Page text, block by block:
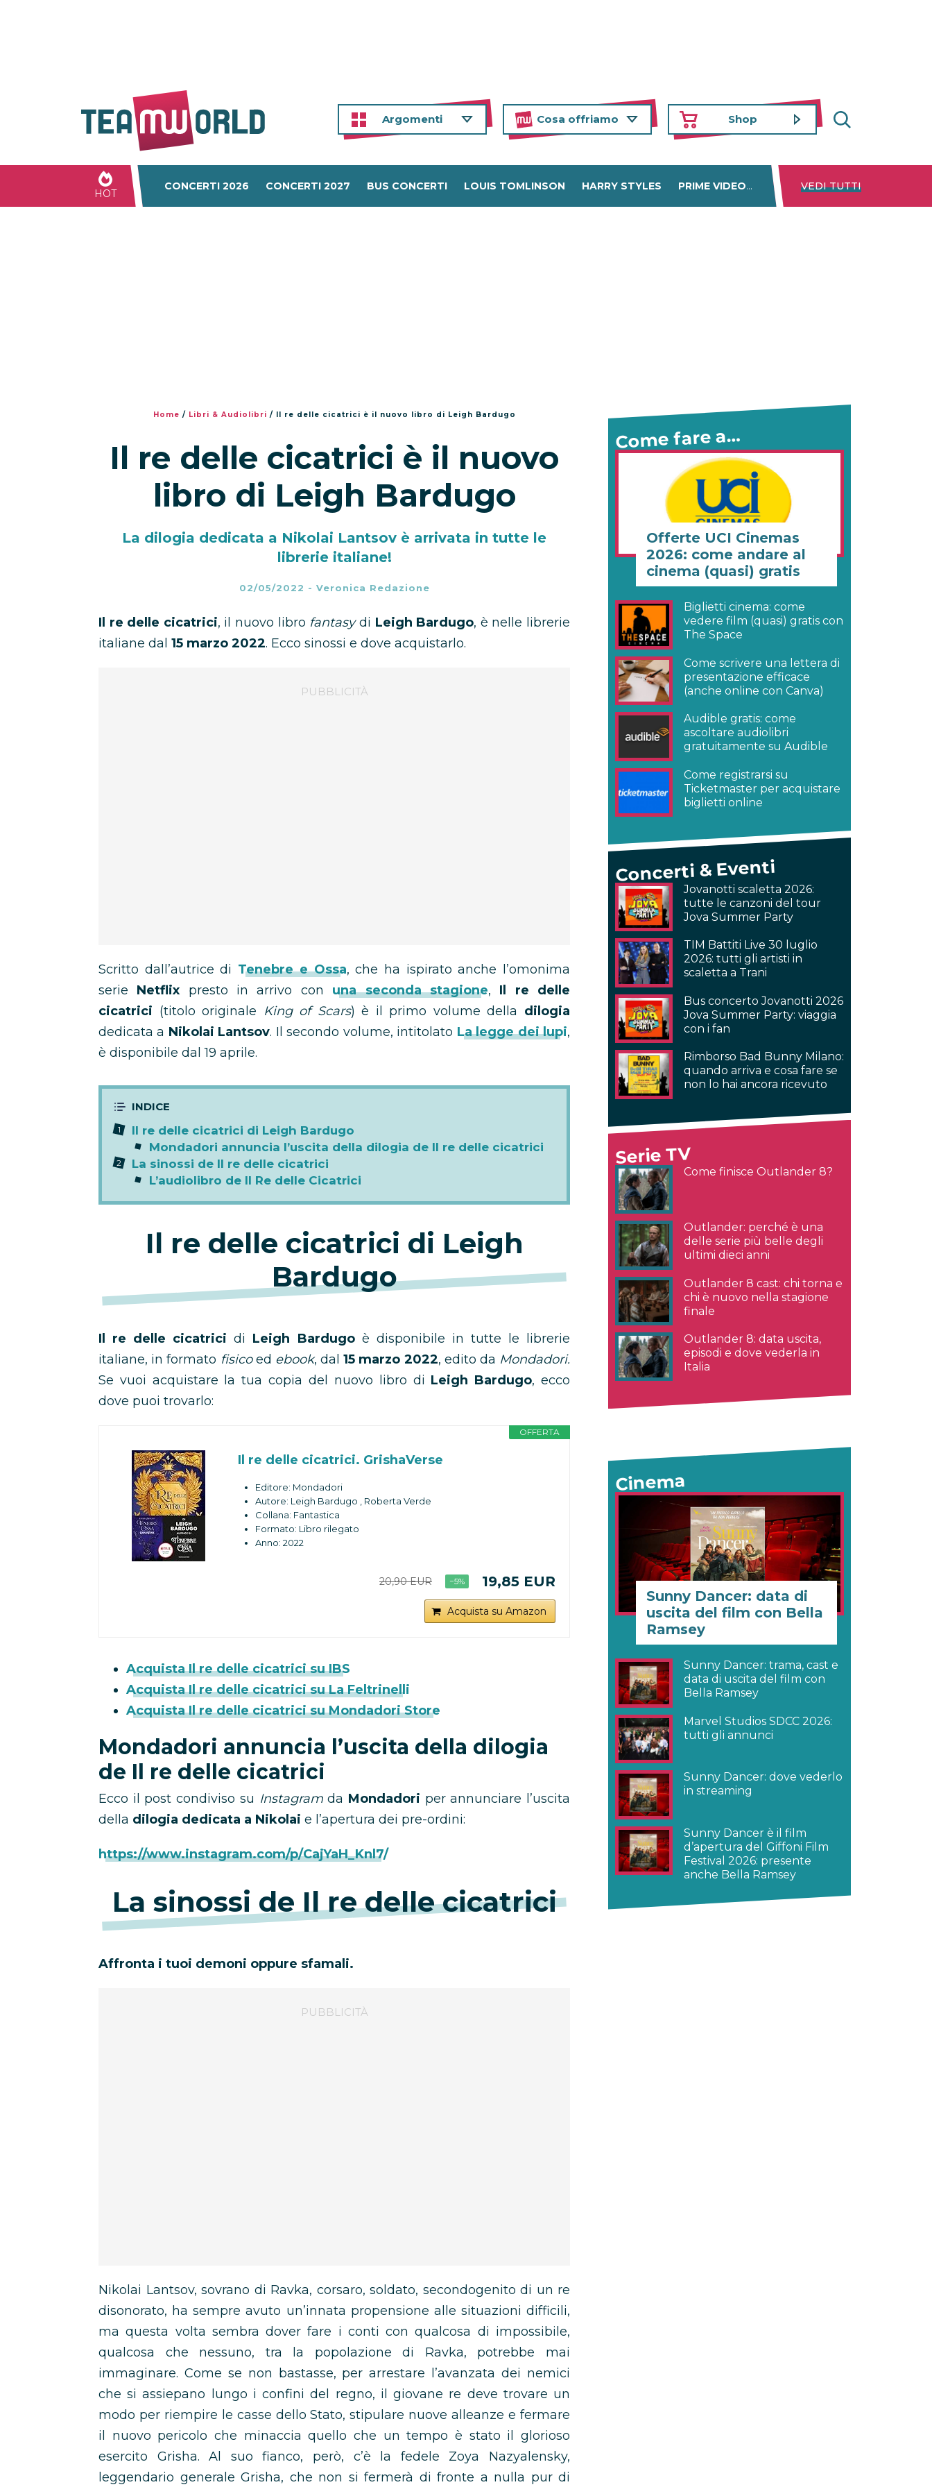
Argomenti Cosa offriamo Shop
HOT
CONCERTI 2026 CONCERTI 2027 BUS CONCERTI LOUIS TOMLINSON HARRY STYLES PRIME VIDEO DISNEY+ NETFLIX
VEDI TUTTI
Home / Libri & Audiolibri / Il re delle cicatrici è il nuovo libro di Leigh Bardugo
Il re delle cicatrici è il nuovo
libro di Leigh Bardugo
La dilogia dedicata a Nikolai Lantsov è arrivata in tutte le
librerie italiane!
02/05/2022 - Veronica Redazione
Il re delle cicatrici, il nuovo libro fantasydi Leigh Bardugo, è nelle librerie
italiane dal 15 marzo 2022. Ecco sinossi e dove acquistarlo.
Scritto dall’autrice di Tenebre e Ossa, che ha ispirato anche l’omonima
serie Netflix presto in arrivo con una seconda stagione, Il re delle
cicatrici (titolo originale King of Scars) è il primo volume della dilogia
dedicata a Nikolai Lantsov. Il secondo volume, intitolato La legge dei lupi,
è disponibile dal 19 aprile.
Il re delle cicatrici di Leigh Bardugo
Mondadori annuncia l’uscita della dilogia de Il re delle cicatrici
La sinossi de Il re delle cicatrici
L’audiolibro de Il Re delle Cicatrici
Il re delle cicatrici di Leigh
Bardugo
Il re delle cicatrici di Leigh Bardugo è disponibile in tutte le librerie
italiane, in formato fisicoed ebook, dal15 marzo 2022, edito da Mondadori.
Se vuoi acquistare la tua copia del nuovo libro di Leigh Bardugo, ecco
dove puoi trovarlo:
OFFERTA
Il re delle cicatrici. GrishaVerse
Editore: Mondadori
Autore: Leigh Bardugo , Roberta Verde
Collana: Fantastica
Formato: Libro rilegato
Anno: 2022
20,90 EUR −5% 19,85 EUR
Acquista su Amazon
Acquista Il re delle cicatrici su IBS
Acquista Il re delle cicatrici su La Feltrinelli
Acquista Il re delle cicatrici su Mondadori Store
Mondadori annuncia l’uscita della dilogia
de Il re delle cicatrici
Ecco il post condiviso su Instagramda Mondadori per annunciare l’uscita
della dilogia dedicata a Nikolai e l’apertura dei pre-ordini:
https://www.instagram.com/p/CajYaH_Knl7/
La sinossi de Il re delle cicatrici
Affronta i tuoi demoni oppure sfamali.
Nikolai Lantsov, sovrano di Ravka, corsaro, soldato, secondogenito di un re
disonorato, ha sempre avuto un’innata propensione alle situazioni difficili,
ma questa volta sembra dover fare i conti con qualcosa di impossibile,
qualcosa che nessuno, tra la popolazione di Ravka, potrebbe mai
immaginare. Come se non bastasse, per arrestare l’avanzata dei nemici
che si assiepano lungo i confini del regno, il giovane re deve trovare un
modo per riempire le casse dello Stato, stipulare nuove alleanze e fermare
il nuovo pericolo che minaccia quello che un tempo è stato il glorioso
esercito Grisha. Al suo fianco, però, c’è la fedele Zoya Nazyalensky,
leggendario generale Grisha, che non si fermerà di fronte a nulla pur di
Come fare a…
Offerte UCI Cinemas
2026: come andare al
cinema (quasi) gratis
Biglietti cinema: come
vedere film (quasi) gratis con
The Space
Come scrivere una lettera di
presentazione efficace
(anche online con Canva)
Audible gratis: come
ascoltare audiolibri
gratuitamente su Audible
Come registrarsi su
Ticketmaster per acquistare
biglietti online
Concerti & Eventi
Jovanotti scaletta 2026:
tutte le canzoni del tour
Jova Summer Party
TIM Battiti Live 30 luglio
2026: tutti gli artisti in
scaletta a Trani
Bus concerto Jovanotti 2026
Jova Summer Party: viaggia
con i fan
Rimborso Bad Bunny Milano:
quando arriva e cosa fare se
non lo hai ancora ricevuto
Serie TV
Come finisce Outlander 8?
Outlander: perché è una
delle serie più belle degli
ultimi dieci anni
Outlander 8 cast: chi torna e
chi è nuovo nella stagione
finale
Outlander 8: data uscita,
episodi e dove vederla in
Italia
Cinema
Sunny Dancer: data di
uscita del film con Bella
Ramsey
Sunny Dancer: trama, cast e
data di uscita del film con
Bella Ramsey
Marvel Studios SDCC 2026:
tutti gli annunci
Sunny Dancer: dove vederlo
in streaming
Sunny Dancer è il film
d’apertura del Giffoni Film
Festival 2026: presente
anche Bella Ramsey